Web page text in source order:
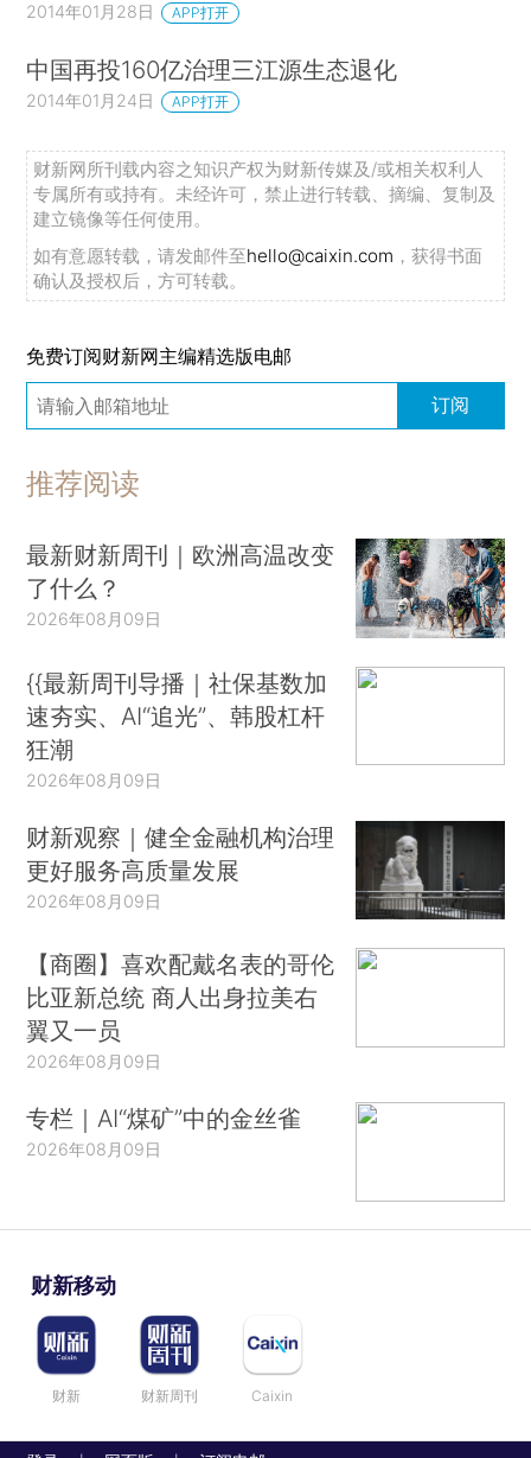
2014年01月28日 APP打开
中国再投160亿治理三江源生态退化
2014年01月24日 APP打开
财新网所刊载内容之知识产权为财新传媒及/或相关权利人
专属所有或持有。未经许可，禁止进行转载、摘编、复制及
建立镜像等任何使用。
如有意愿转载，请发邮件至hello@caixin.com ，获得书面
确认及授权后，方可转载。
免费订阅财新网主编精选版电邮
订阅
推荐阅读
最新财新周刊｜欧洲高温改变
了什么？
2026年08月09日
{{最新周刊导播｜社保基数加
速夯实、AI“追光”、韩股杠杆
狂潮
2026年08月09日
财新观察｜健全金融机构治理
更好服务高质量发展
2026年08月09日
【商圈】喜欢配戴名表的哥伦
比亚新总统 商人出身拉美右
翼又一员
2026年08月09日
专栏｜AI“煤矿”中的金丝雀
2026年08月09日
财新移动
财新 财新周刊 Caixin